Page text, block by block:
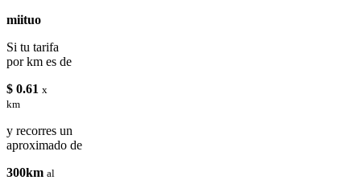
miituo
Si tu tarifa
por km es de
$ 0.61 x
km
y recorres un
aproximado de
300km al